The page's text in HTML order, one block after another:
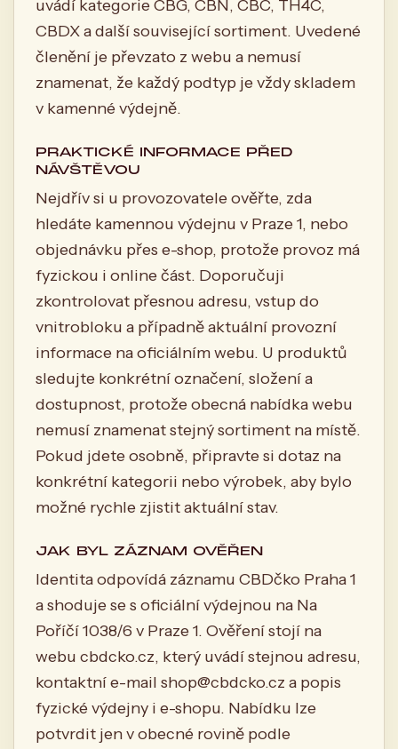
uvádí kategorie CBG, CBN, CBC, TH4C,
CBDX a další související sortiment. Uvedené
členění je převzato z webu a nemusí
znamenat, že každý podtyp je vždy skladem
v kamenné výdejně.
PRAKTICKÉ INFORMACE PŘED
NÁVŠTĚVOU
Nejdřív si u provozovatele ověřte, zda
hledáte kamennou výdejnu v Praze 1, nebo
objednávku přes e-shop, protože provoz má
fyzickou i online část. Doporučuji
zkontrolovat přesnou adresu, vstup do
vnitrobloku a případně aktuální provozní
informace na oficiálním webu. U produktů
sledujte konkrétní označení, složení a
dostupnost, protože obecná nabídka webu
nemusí znamenat stejný sortiment na místě.
Pokud jdete osobně, připravte si dotaz na
konkrétní kategorii nebo výrobek, aby bylo
možné rychle zjistit aktuální stav.
JAK BYL ZÁZNAM OVĚŘEN
Identita odpovídá záznamu CBDčko Praha 1
a shoduje se s oficiální výdejnou na Na
Poříčí 1038/6 v Praze 1. Ověření stojí na
webu cbdcko.cz, který uvádí stejnou adresu,
kontaktní e-mail shop@cbdcko.cz a popis
fyzické výdejny i e-shopu. Nabídku lze
potvrdit jen v obecné rovině podle